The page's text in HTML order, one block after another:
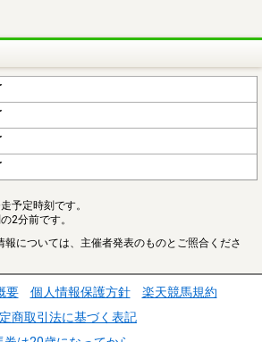
予定時刻です。
2分前です。
については、主催者発表のものとご照合くださ
要 個人情報保護方針
楽天競馬規約
商取引法に基づく表記